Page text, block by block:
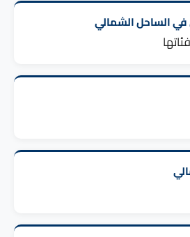
الساحل الشمالي